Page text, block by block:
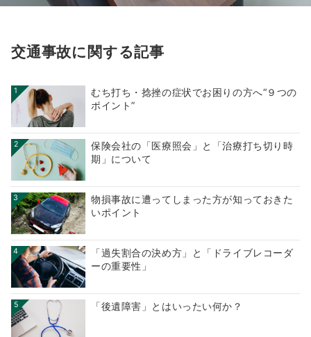
交通事故に関する記事
1
むち打ち・捻挫の症状でお困りの方へ“９つの
ポイント”
2
保険会社の「医療照会」と「治療打ち切り時
期」について
3
物損事故に遭ってしまった方が知っておきた
いポイント
4
「過失割合の決め方」と「ドライブレコーダ
ーの重要性」
5 「後遺障害」とはいったい何か？